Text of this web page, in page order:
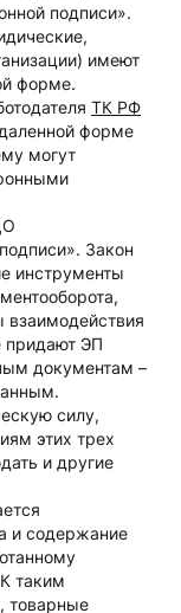
подписи».
имеют
форме.
ТК РФ
форме
могут
Закон
инструменты
взаимодействия
придают ЭП
документам –
силу,
этих трех
и другие
и содержание
таким
товарные